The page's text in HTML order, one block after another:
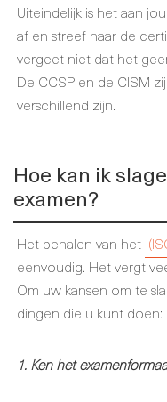
Uiteindelijk is het aan
af en streef naar de
vergeet niet dat het
De CCSP en de CISM
verschillend zijn.
Hoe kan ik
examen?
Het behalen van het
eenvoudig. Het vergt
Om uw kansen om te
dingen die u kunt doen:
1. Ken het